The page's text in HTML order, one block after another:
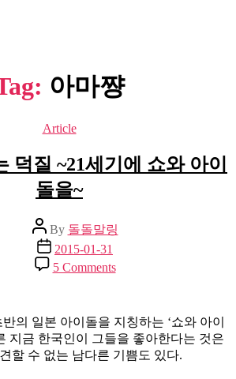
아마쨩
Categories
Article
덕질 ~21세기에 쇼와 아이
돌을~
Post
author
By 돌돌말링
Post
date
2015-01-31
5 Commentson
시
달
리
는
의 일본 아이돌을 지칭하는 ‘쇼와 아이
지금 한국인이 그들을 좋아한다는 것은
할 수 없는 남다른 기쁨도 있다.